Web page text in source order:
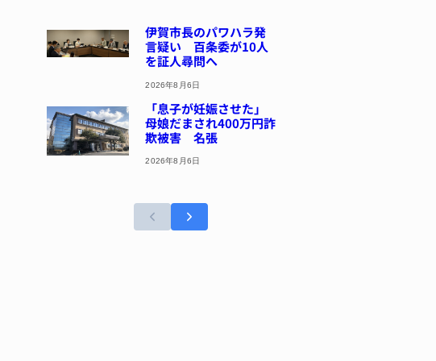
伊賀市長のパワハラ発
言疑い 百条委が10人
を証人尋問へ
2026年8月6日
「息子が妊娠させた」
母娘だまされ400万円詐
欺被害 名張
2026年8月6日